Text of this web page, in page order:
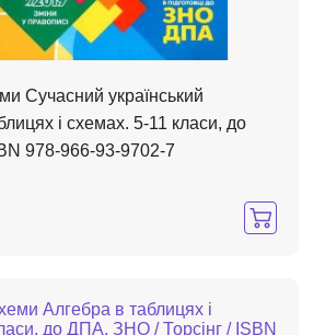
Сучасний український
і схемах. 5-11 класи, до
978-966-93-9702-7